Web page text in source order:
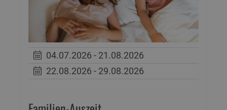
04.07.2026 - 21.08.2026
22.08.2026 - 29.08.2026